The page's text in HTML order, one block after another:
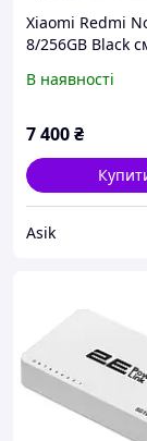
Xiaomi Redmi
8/256GB Black
В наявності
7 400₴
Asik